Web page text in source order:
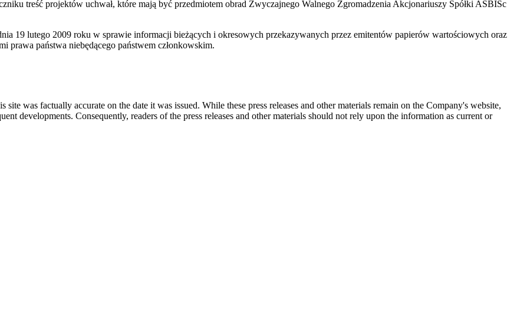
treść projektów uchwał, które mają być przedmiotem obrad Zwyczajnego Walnego Zgromadzenia Akcjonariuszy Spółki ASBISc
19 lutego 2009 roku w sprawie informacji bieżących i okresowych przekazywanych przez emitentów papierów wartościowych oraz
państwa niebędącego państwem członkowskim.
site was factually accurate on the date it was issued. While these press releases and other materials remain on the Company's website,
developments. Consequently, readers of the press releases and other materials should not rely upon the information as current or